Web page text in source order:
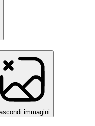
immagini